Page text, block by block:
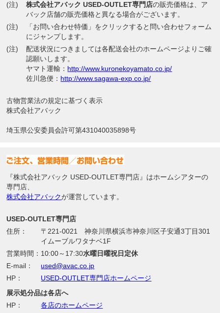
(注)
株式会社アバック USED-OUTLET専門店の販売価格は、ア
バック店舗の販売価格と異なる場合がございます。
(注)
「お問い合わせ特価」をクリックすると問い合わせフォーム
にジャンプします。
(注)
配送状況につきましては各配送会社のホームページよりご確
認願いします。
ヤマト運輸： http://www.kuronekoyamato.co.jp/
佐川急便： http://www.sagawa-exp.co.jp/
古物営業法の規定に基づく表示
株式会社アバック
埼玉県公安委員会許可第431040035898号
『株式会社アバック USED-OUTLET専門店』はホームシアターの
専門店、
株式会社アバックが運営しています。
USED-OUTLET専門店
住所：
〒221-0021 神奈川県横浜市神奈川区子安通3丁目301
イムーブルワタナベ1F
営業時間： 10:00～17:30水曜日曜祝日定休
E-mail：
used@avac.co.jp
HP：
USED-OUTLET専門店ホームページ
展示処分品は各店へ
HP：
各店のホームページ